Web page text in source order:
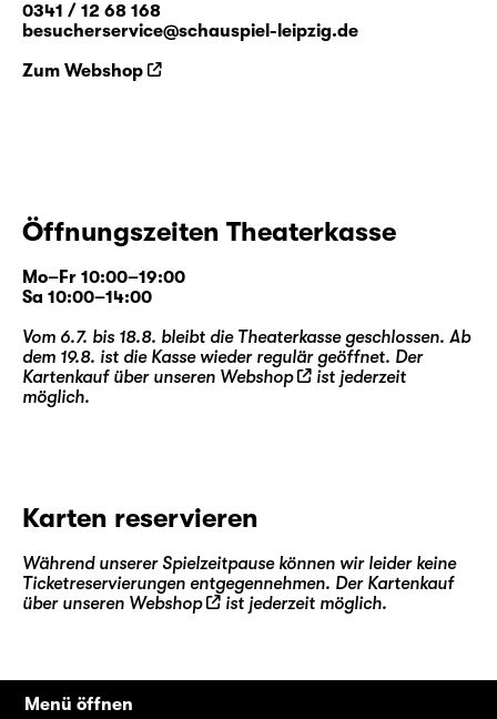
0341 / 12 68 168
besucherservice@schauspiel-leipzig.de
Zum Webshop
Öffnungszeiten Theaterkasse
Mo–Fr 10:00–19:00
Sa 10:00–14:00
Vom 6.7. bis 18.8. bleibt die Theaterkasse geschlossen. Ab
dem 19.8. ist die Kasse wieder regulär geöffnet. Der
Kartenkauf über unseren Webshop
ist jederzeit
möglich.
Karten reservieren
Während unserer Spielzeitpause können wir leider keine
Ticketreservierungen entgegennehmen. Der Kartenkauf
über unseren Webshop ist jederzeit möglich.
Menü öffnen